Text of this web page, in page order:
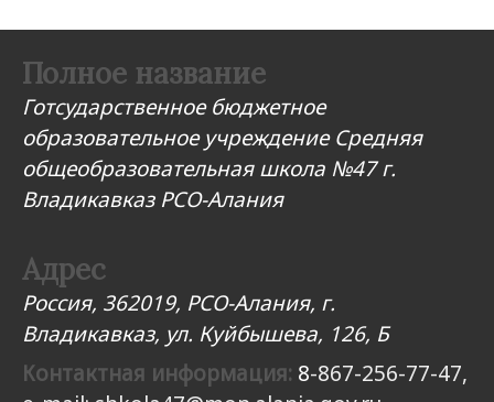
Полное название
Готсударственное бюджетное
образовательное учреждение Средняя
общеобразовательная школа №47 г.
Владикавказ РСО-Алания
Адрес
Россия, 362019, РСО-Алания, г.
Владикавказ, ул. Куйбышева, 126, Б
Контактная информация: 8-867-256-77-47,